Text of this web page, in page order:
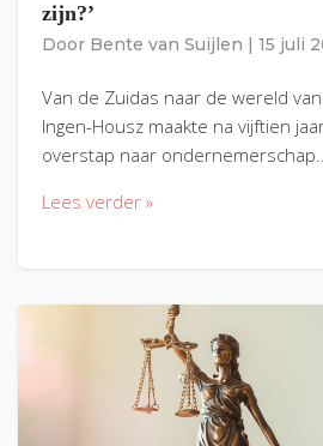
zijn?’
Door Bente van Suijlen 15 juli
Van de Zuidas naar de wereld
Ingen-Housz maakte na vijftien
overstap naar ondernemerschap…
Lees verder »